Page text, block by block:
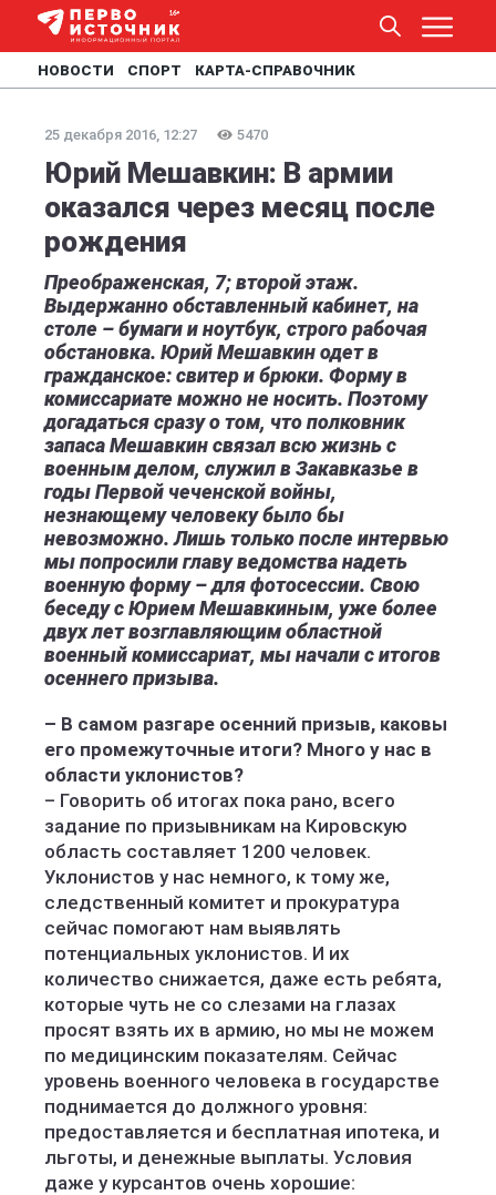
НОВОСТИ СПОРТ КАРТА-СПРАВОЧНИК
25 декабря 2016, 12:27 5470
Юрий Мешавкин: В армии
оказался через месяц после
рождения
Преображенская, 7; второй этаж.
Выдержанно обставленный кабинет, на
столе – бумаги и ноутбук, строго рабочая
обстановка. Юрий Мешавкин одет в
гражданское: свитер и брюки. Форму в
комиссариате можно не носить. Поэтому
догадаться сразу о том, что полковник
запаса Мешавкин связал всю жизнь с
военным делом, служил в Закавказье в
годы Первой чеченской войны,
незнающему человеку было бы
невозможно. Лишь только после интервью
мы попросили главу ведомства надеть
военную форму – для фотосессии. Свою
беседу с Юрием Мешавкиным, уже более
двух лет возглавляющим областной
военный комиссариат, мы начали с итогов
осеннего призыва.
– В самом разгаре осенний призыв, каковы
его промежуточные итоги? Много у нас в
области уклонистов?
– Говорить об итогах пока рано, всего
задание по призывникам на Кировскую
область составляет 1200 человек.
Уклонистов у нас немного, к тому же,
следственный комитет и прокуратура
сейчас помогают нам выявлять
потенциальных уклонистов. И их
количество снижается, даже есть ребята,
которые чуть не со слезами на глазах
просят взять их в армию, но мы не можем
по медицинским показателям. Сейчас
уровень военного человека в государстве
поднимается до должного уровня:
предоставляется и бесплатная ипотека, и
льготы, и денежные выплаты. Условия
даже у курсантов очень хорошие: